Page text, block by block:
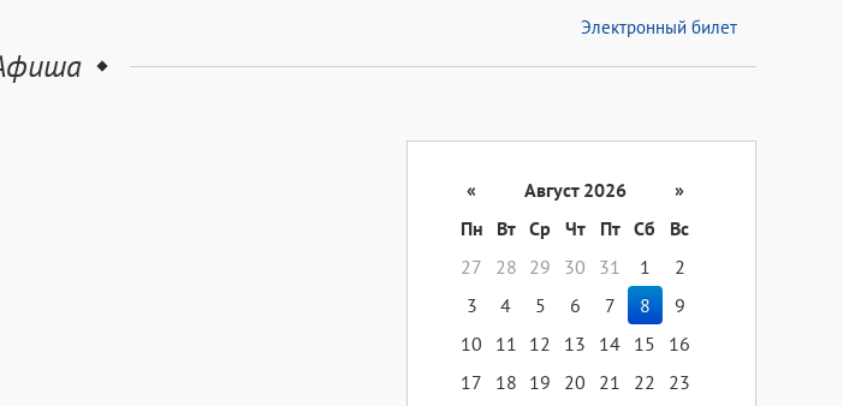
Электронный билет
« Август 2026
»
Пн
Вт Ср Чт Пт Сб
Вс
27
28 29 30 31 1
2
3
4 5 6 7 8
9
10
11 12 13 14 15
16
17
18 19 20 21 22
23